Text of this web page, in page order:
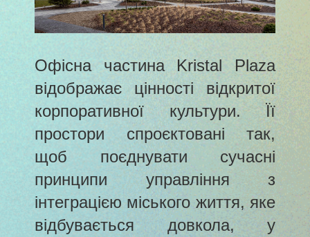
Офісна частина Kristal Plaza
відображає цінності відкритої
корпоративної культури. Її
простори спроєктовані так,
щоб поєднувати сучасні
принципи управління з
інтеграцією міського життя, яке
відбувається довкола, у